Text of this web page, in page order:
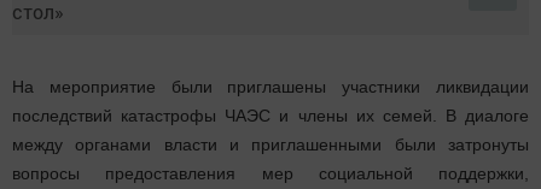
На мероприятие были приглашены участники ликвидации
последствий катастрофы ЧАЭС и члены их семей. В диалоге
между органами власти и приглашенными были затронуты
вопросы предоставления мер социальной поддержки,